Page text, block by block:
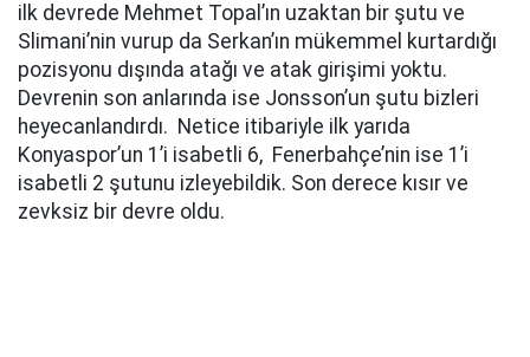
ilk devrede Mehmet Topal’ın uzaktan bir şutu ve
Slimani’nin vurup da Serkan’ın mükemmel kurtardığı
pozisyonu dışında atağı ve atak girişimi yoktu.
Devrenin son anlarında ise Jonsson’un şutu bizleri
heyecanlandırdı. Netice itibariyle ilk yarıda
Konyaspor’un 1’i isabetli 6, Fenerbahçe’nin ise 1’i
isabetli 2 şutunu izleyebildik. Son derece kısır ve
zevksiz bir devre oldu.